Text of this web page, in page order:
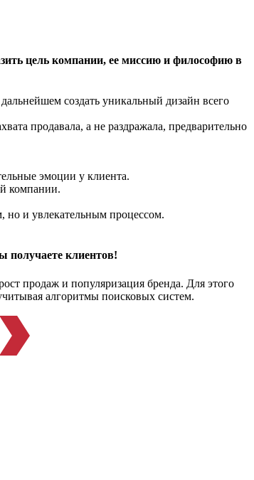
цель компании, ее миссию и философию в
создать уникальный дизайн всего
продавала, а не раздражала, предварительно
эмоции у клиента.
компании.
но и увлекательным процессом.
получаете клиентов!
продаж и популяризация бренда. Для этого
алгоритмы поисковых систем.